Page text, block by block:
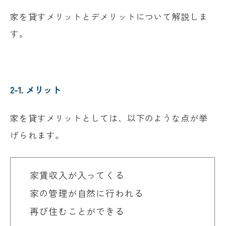
家を貸すメリットとデメリットについて解説しま
す。
2-1. メリット
家を貸すメリットとしては、以下のような点が挙
げられます。
家賃収入が入ってくる
家の管理が自然に行われる
再び住むことができる